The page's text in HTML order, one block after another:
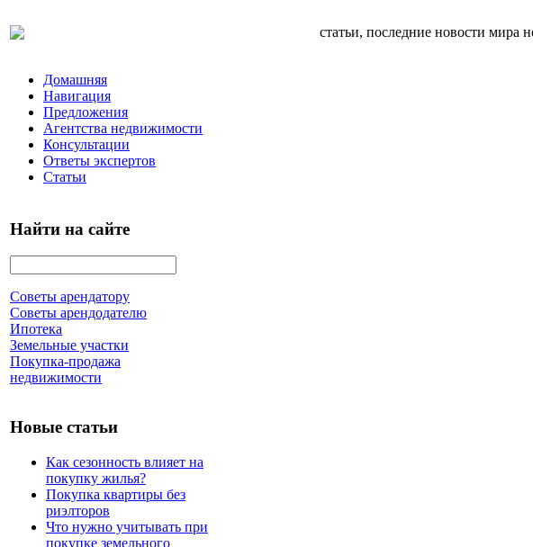
статьи, последние новости мира
Домашняя
Навигация
Предложения
Агентства недвижимости
Консультации
Ответы экспертов
Статьи
Найти на сайте
Советы арендатору
Советы арендодателю
Ипотека
Земельные участки
Покупка-продажа
недвижимости
Новые статьи
Как сезонность влияет на
покупку жилья?
Покупка квартиры без
риэлторов
Что нужно учитывать при
покупке земельного